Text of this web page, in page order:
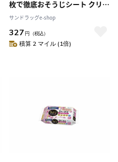
枚で徹底おそうじシート クリー
ンフローラル つめかえ用20枚
サンドラッグe-shop
327 円 （税込）
積算 2 マイル (1倍)